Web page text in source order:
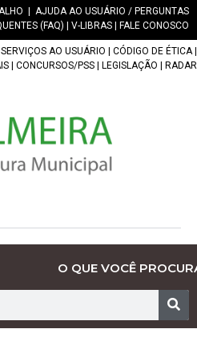
AJUDA AO USUÁRIO / PERGUNTAS
(FAQ)
V-LIBRAS FALE CONOSCO
AO USUÁRIO CÓDIGO DE ÉTICA|
CONCURSOS/PSS LEGISLAÇÃO RADAR
O QUE VOCÊ